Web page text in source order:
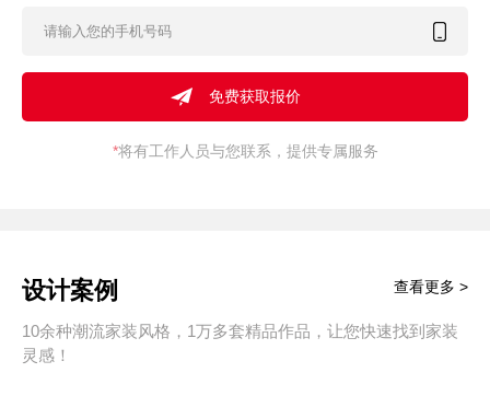
*将有工作人员与您联系，提供专属服务
设计案例
10余种潮流家装风格，1万多套精品作品，让您快速找到家装
灵感！
查看更多 >